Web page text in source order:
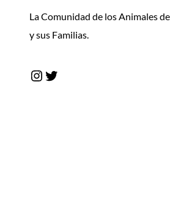
La Comunidad de los Animales
y sus Familias.
Instagram Twitter